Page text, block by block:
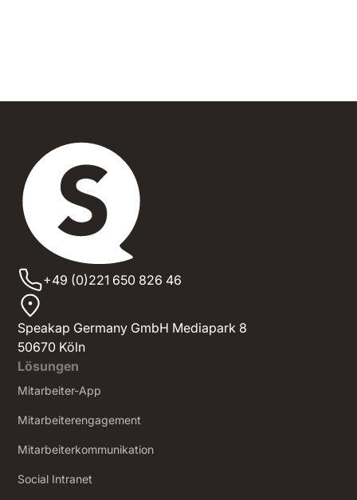
+49 (0)221 650 826 46
Speakap Germany GmbH Mediapark 8
50670 Köln
Lösungen
Mitarbeiter-App
Mitarbeiterengagement
Mitarbeiterkommunikation
Social Intranet